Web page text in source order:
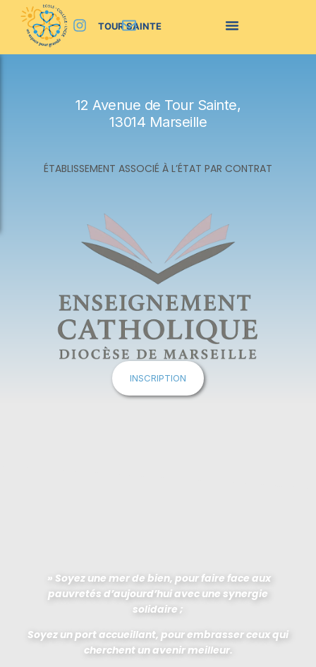
TOUR SAINTE
12 Avenue de Tour Sainte,
13014 Marseille
ÉTABLISSEMENT ASSOCIÉ À L’ÉTAT PAR CONTRAT
INSCRIPTION
» Soyez une mer de bien, pour faire face aux
pauvretés d’aujourd’hui avec une synergie
solidaire ;
Soyez un port accueillant, pour embrasser ceux qui
cherchent un avenir meilleur.